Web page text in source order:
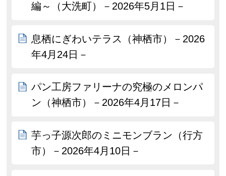
編～（大洗町）－2026年5月1日－
息栖にぎわいテラス（神栖市）－2026
年4月24日－
パン工房ファリーナの究極のメロンパ
ン（神栖市）－2026年4月17日－
芋っ子源次郎のミニモンブラン（行方
市）－2026年4月10日－